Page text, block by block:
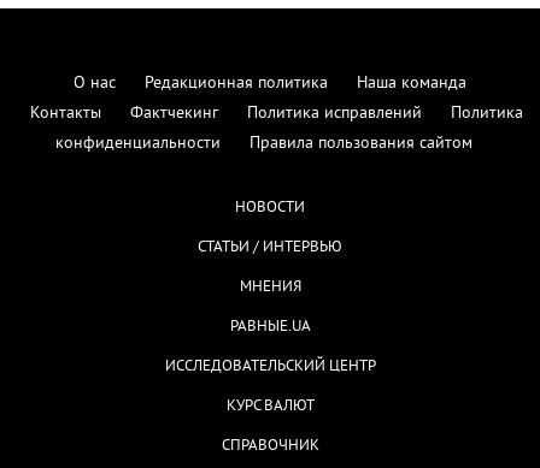
О нас Редакционная политика
Наша команда
Контакты
Фактчекинг Политика исправлений
Политика
конфиденциальности
Правила пользования сайтом
НОВОСТИ
СТАТЬИ / ИНТЕРВЬЮ
МНЕНИЯ
РАВНЫЕ.UA
ИССЛЕДОВАТЕЛЬСКИЙ ЦЕНТР
КУРС ВАЛЮТ
СПРАВОЧНИК